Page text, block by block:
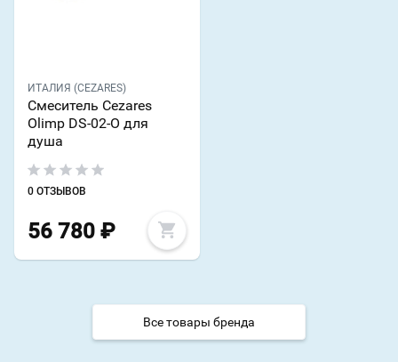
ИТАЛИЯ (CEZARES)
Смеситель Cezares
Olimp DS-02-O для
душа
0 ОТЗЫВОВ
56 780 ₽
Все товары бренда